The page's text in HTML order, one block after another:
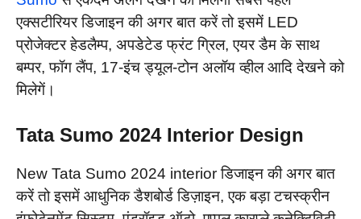
एक्सटीरियर डिजाइन की अगर बात करें तो इसमें LED
प्रोजेक्टर हेडलैम्प, अपडेटेड फ्रंट ग्रिल, एयर डैम के साथ
बम्पर, फॉग लैंप, 17-इंच ड्यूल-टोन अलॉय व्हील आदि देखने को
मिलेगें।
Tata Sumo 2024 Interior Design
New Tata Sumo 2024 interior डिजाइन की अगर बात
करें तो इसमें आधुनिक डैशबोर्ड डिज़ाइन, एक बड़ा टचस्क्रीन